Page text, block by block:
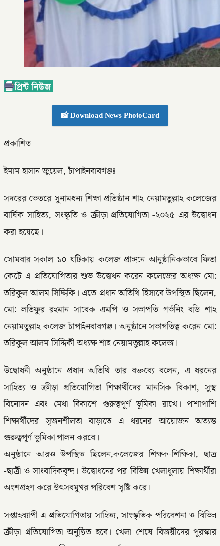
📸 Download News PhotoCard
প্রকাশিত
ইমাম হাসান জুয়েল, চাঁপাইনবাবগঞ্জঃ
সদরের ভেতরে সুনামধন্য শিক্ষা প্রতিষ্ঠান শাহ নেয়ামতুল্লাহ কলেজের
বার্ষিক সাহিত্য, সংস্কৃতি ও ক্রীড়া প্রতিযোগিতা -২০২৫ এর উদ্বোধন
করা হয়েছে।
সোমবার সকাল ১০ ঘটিকায় কলেজ প্রাঙ্গনে আনুষ্ঠানিকভাবে ফিতা
কেটে এ প্রতিযোগিতার শুভ উদ্বোধন করেন কলেজের অধ্যক্ষ মো:
তরিকুল আলম সিদ্দিকি। এতে প্রধান অতিথি হিসাবে উপস্থিত ছিলেন,
মো: লতিফুর রহমান সাবেক এমপি ও সভাপতি গর্ভনিং বডি শাহ
নেয়ামতুল্লাহ কলেজ চাঁপাইনবাবগঞ্জ। অনুষ্ঠানে সভাপতিত্ব করেন মো:
তরিকুল আলম সিদ্দিকী অধ্যক্ষ শাহ নেয়ামতুল্লাহ কলেজ।
উদ্বোধনী অনুষ্ঠানে প্রধান অতিথি তার বক্তব্যে বলেন, এ ধরনের
সাহিত্য ও ক্রীড়া প্রতিযোগিতা শিক্ষার্থীদের মানসিক বিকাশ, সুস্থ
বিনোদন এবং মেধা বিকাশে গুরুত্বপূর্ণ ভূমিকা রাখে। পাশাপাশি
শিক্ষার্থীদের সৃজনশীলতা বাড়াতে এ ধরনের আয়োজন অত্যন্ত
গুরুত্বপূর্ণ ভূমিকা পালন করবে।
অনুষ্ঠানে আরও উপস্থিত ছিলেন,কলেজের শিক্ষক-শিক্ষিকা, ছাত্র
-ছাত্রী ও সাংবাদিকবৃন্দ। উদ্বোধনের পর বিভিন্ন খেলাধুলায় শিক্ষার্থীরা
অংশগ্রহণ করে উৎসবমুখর পরিবেশ সৃষ্টি করে।
সপ্তাহব্যাপী এ প্রতিযোগিতায় সাহিত্য, সাংস্কৃতিক পরিবেশনা ও বিভিন্ন
ক্রীড়া প্রতিযোগিতা অনুষ্ঠিত হবে। খেলা শেষে বিজয়ীদের পুরস্কার